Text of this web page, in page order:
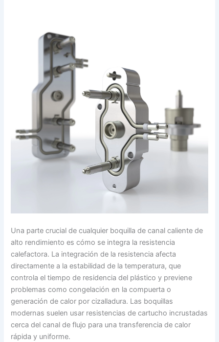
Una parte crucial de cualquier boquilla de canal caliente de
alto rendimiento es cómo se integra la resistencia
calefactora. La integración de la resistencia afecta
directamente a la estabilidad de la temperatura, que
controla el tiempo de residencia del plástico y previene
problemas como congelación en la compuerta o
generación de calor por cizalladura. Las boquillas
modernas suelen usar resistencias de cartucho incrustadas
cerca del canal de flujo para una transferencia de calor
rápida y uniforme.